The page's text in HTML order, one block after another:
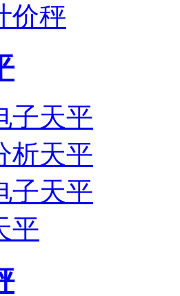
价秤
子天平
析天平
子天平
平